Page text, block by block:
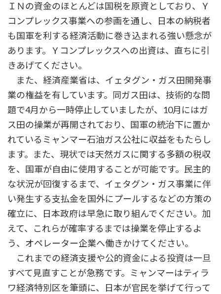
ＩＮの資金のほとんどは国税を原資としており、Ｙ
コンプレックス事業への参画を通し、日本の納税者
も国軍を利する経済活動に巻き込まれる強い懸念が
あります。Ｙコンプレックスへの出資は、直ちに引
きあげてください。
また、経済産業省は、イェタグン・ガス田開発事
業の権益を有しています。同ガス田は、技術的な問
題で4月から一時停止していましたが、10月にはガ
ス田の操業が再開されており、国軍の統治下に置か
れているミャンマー石油ガス公社に収益をもたらし
ます。また、現状では天然ガスに関する多額の税収
を、国軍が自由に使用することが可能です。民主的
な状況が回復するまで、イェタグン・ガス事業に伴
い発生する支払金を国外にプールするなどの方策の
確立に、日本政府は早急に取り組んでください。加
えて、これらが確率するまでは操業を停止するよ
う、オペレーター企業へ働きかけてください。
これまでの経済支援や公的資金による投資は一旦
すべて見直すことが急務です。ミャンマーはティラ
ワ経済特別区を筆頭に、日本が官民を挙げて行って